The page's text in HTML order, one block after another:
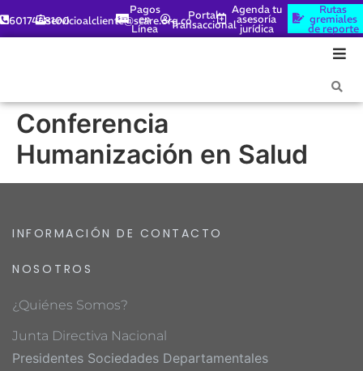
6017448100servicioalcliente@scare.org.co
Pagos
en
Línea
Portal
Transaccional
Agenda tu
asesoría
jurídica
Rutas
gremiales
de reporte
Conferencia
Humanización en Salud
INFORMACIÓN DE CONTACTO
NOSOTROS
¿Quiénes Somos?
Junta Directiva Nacional
Presidentes Sociedades Departamentales